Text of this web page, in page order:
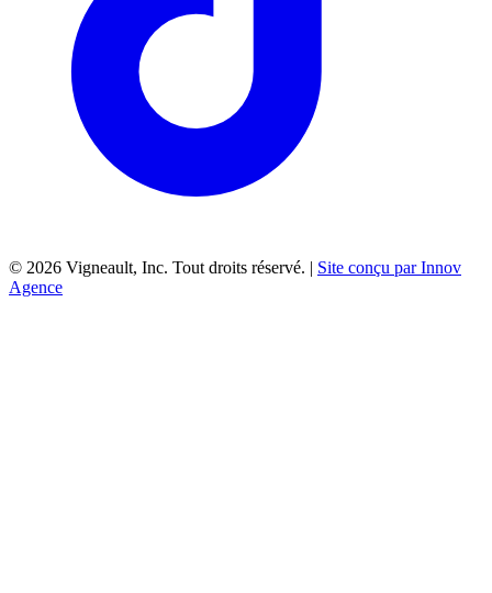
© 2026 Vigneault, Inc. Tout droits réservé. | Site conçu par Innov
Agence